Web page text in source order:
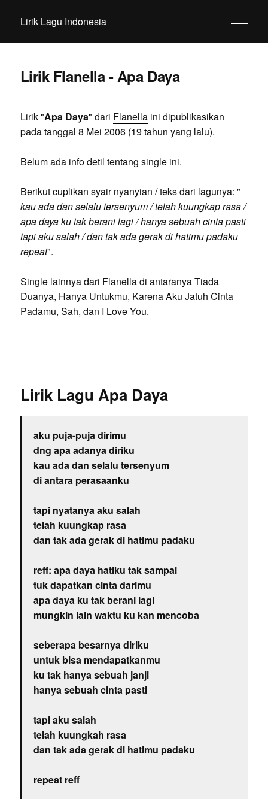
Lirik Lagu Indonesia
Lirik Flanella - Apa Daya
Lirik "Apa Daya" dari Flanellaini dipublikasikan
pada tanggal 8 Mei 2006 (19 tahun yang lalu).
Belum ada info detil tentang single ini.
Berikut cuplikan syair nyanyian / teks dari lagunya: "
kau ada dan selalu tersenyum / telah kuungkap rasa /
apa daya ku tak berani lagi / hanya sebuah cinta pasti
tapi aku salah / dan tak ada gerak di hatimu padaku
repeat".
Single lainnya dari Flanella di antaranya Tiada
Duanya, Hanya Untukmu, Karena Aku Jatuh Cinta
Padamu, Sah, dan I Love You.
Lirik Lagu Apa Daya
aku puja-puja dirimu
dng apa adanya diriku
kau ada dan selalu tersenyum
di antara perasaanku
tapi nyatanya aku salah
telah kuungkap rasa
dan tak ada gerak di hatimu padaku
reff: apa daya hatiku tak sampai
tuk dapatkan cinta darimu
apa daya ku tak berani lagi
mungkin lain waktu ku kan mencoba
seberapa besarnya diriku
untuk bisa mendapatkanmu
ku tak hanya sebuah janji
hanya sebuah cinta pasti
tapi aku salah
telah kuungkah rasa
dan tak ada gerak di hatimu padaku
repeat reff